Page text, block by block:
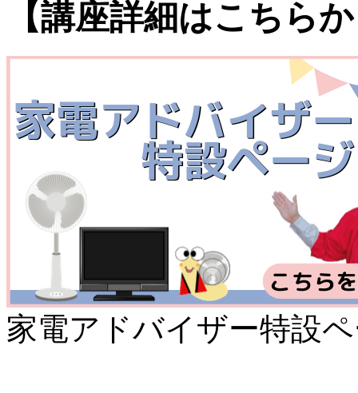
【講座詳細はこちら
家電アドバイザー特設